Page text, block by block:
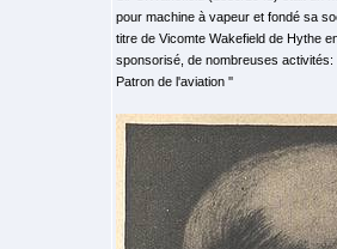
pour machine à vapeur et fondé sa
titre de Vicomte Wakefield de Hythe
sponsorisé, de nombreuses activités:
Patron de l'aviation ''